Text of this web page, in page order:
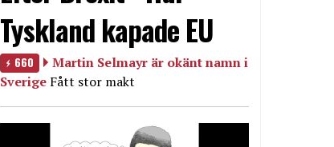
Tyskland kapade EU
660
Martin Selmayr är okänt namn i
Sverige Fått stor makt